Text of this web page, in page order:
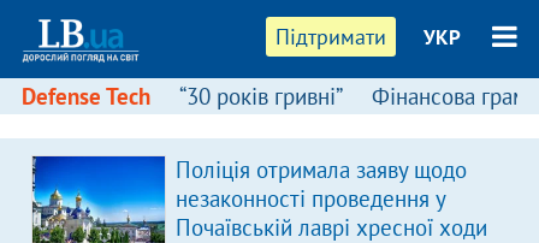
Підтримати УКР
Defense Tech “30 років гривні” Фінансова
Поліція отримала заяву щодо
незаконності проведення у
Почаївській лаврі хресної ходи